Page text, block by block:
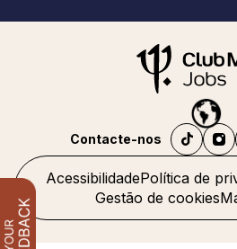
AcessibilidadePolítica de
Gestão de cookies
Contacte-nos